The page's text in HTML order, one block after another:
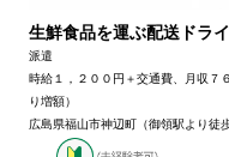
生鮮食品を運ぶ配送ドラ
派遣
時給１，２００円＋交通費、月収７
り増額）
広島県福山市神辺町（御領駅より徒